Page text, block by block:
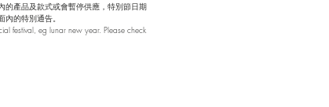
的產品及款式或會暫停供應，特別節日期
的特別通告。
festival, eg lunar new year. Please check